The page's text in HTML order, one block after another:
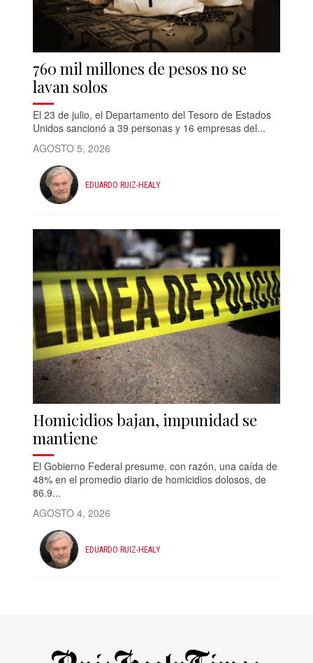
760 mil millones de pesos no se
lavan solos
El 23 de julio, el Departamento del Tesoro de Estados
Unidos sancionó a 39 personas y 16 empresas del...
AGOSTO 5, 2026
EDUARDO RUIZ-HEALY
Homicidios bajan, impunidad se
mantiene
El Gobierno Federal presume, con razón, una caída de
48% en el promedio diario de homicidios dolosos, de
86.9...
AGOSTO 4, 2026
EDUARDO RUIZ-HEALY